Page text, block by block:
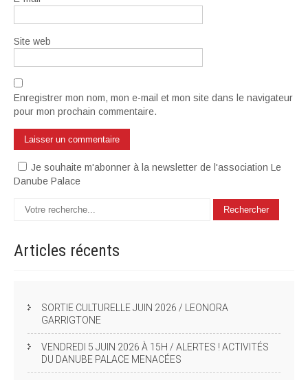
Site web
Enregistrer mon nom, mon e-mail et mon site dans le navigateur
pour mon prochain commentaire.
Je souhaite m'abonner à la newsletter de l'association Le
Danube Palace
Articles récents
SORTIE CULTURELLE JUIN 2026 / LEONORA
GARRIGTONE
VENDREDI 5 JUIN 2026 À 15H / ALERTES ! ACTIVITÉS
DU DANUBE PALACE MENACÉES